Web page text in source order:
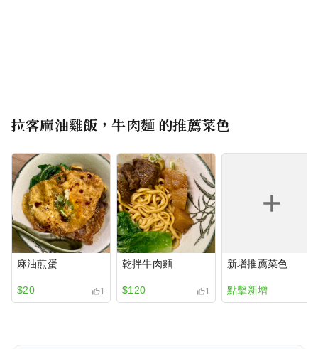
拉客麻油雞飯，牛肉麵 的推薦菜色
麻油煎蛋
$20 1
乾拌牛肉麵
$120 1
新增推薦菜色
點擊新增